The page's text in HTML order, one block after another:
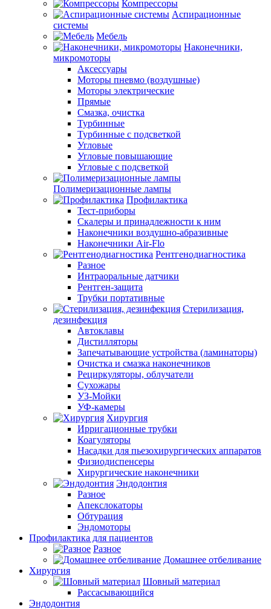
Компрессоры
Аспирационные
системы
Мебель
Наконечники,
микромоторы
Аксессуары
Моторы пневмо (воздушные)
Моторы электрические
Прямые
Смазка, очистка
Турбинные
Турбинные с подсветкой
Угловые
Угловые повышающие
Угловые с подсветкой
Полимеризационные лампы
Профилактика
Тест-приборы
Скалеры и принадлежности к ним
Наконечники воздушно-абразивные
Наконечники Air-Flo
Рентгенодиагностика
Разное
Интраоральные датчики
Рентген-защита
Трубки портативные
Стерилизация,
дезинфекция
Автоклавы
Дистилляторы
Запечатывающие устройства (ламинаторы)
Очистка и смазка наконечников
Рециркуляторы, облучатели
Сухожары
УЗ-Мойки
УФ-камеры
Хирургия
Ирригационные трубки
Коагуляторы
Насадки для пьезохирургических аппаратов
Физиодиспенсеры
Хирургические наконечники
Эндодонтия
Разное
Апекслокаторы
Обтурация
Эндомоторы
Профилактика для пациентов
Разное
Домашнее отбеливание
Хирургия
Шовный материал
Рассасывающийся
Эндодонтия